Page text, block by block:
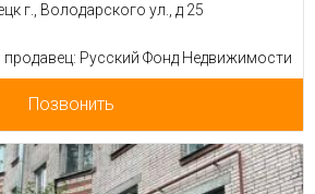
г., Володарского ул., д 25
продавец: Русский Фонд Недвижимости
Позвонить